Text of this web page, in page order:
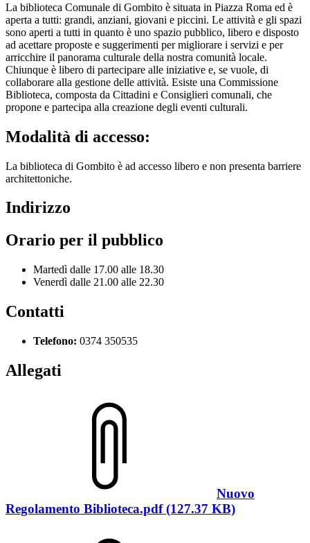
La biblioteca Comunale di Gombito è situata in Piazza Roma ed è
aperta a tutti: grandi, anziani, giovani e piccini. Le attività e gli spazi
sono aperti a tutti in quanto è uno spazio pubblico, libero e disposto
ad acettare proposte e suggerimenti per migliorare i servizi e per
arricchire il panorama culturale della nostra comunità locale.
Chiunque è libero di partecipare alle iniziative e, se vuole, di
collaborare alla gestione delle attività. Esiste una Commissione
Biblioteca, composta da Cittadini e Consiglieri comunali, che
propone e partecipa alla creazione degli eventi culturali.
Modalità di accesso:
La biblioteca di Gombito è ad accesso libero e non presenta barriere
architettoniche.
Indirizzo
Orario per il pubblico
Martedì dalle 17.00 alle 18.30
Venerdì dalle 21.00 alle 22.30
Contatti
Telefono: 0374 350535
Allegati
Nuovo
Regolamento Biblioteca.pdf (127.37 KB)